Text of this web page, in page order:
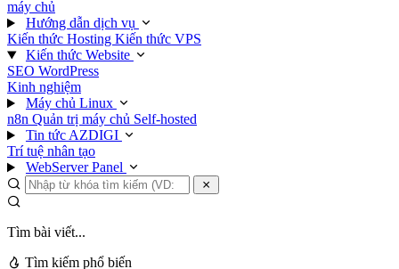
máy chủ
Hướng dẫn dịch vụ
Kiến thức Hosting Kiến thức VPS
Kiến thức Website
SEO WordPress
Kinh nghiệm
Máy chủ Linux
n8n Quản trị máy chủ Self-hosted
Tin tức AZDIGI
Trí tuệ nhân tạo
WebServer Panel
Tìm bài viết...
Tìm kiếm phổ biến